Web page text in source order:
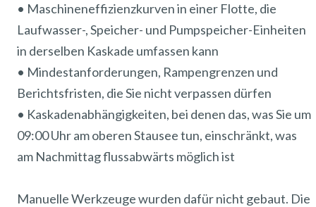
• Maschineneffizienzkurven in einer Flotte, die
Laufwasser-, Speicher- und Pumpspeicher-Einheiten
in derselben Kaskade umfassen kann
• Mindestanforderungen, Rampengrenzen und
Berichtsfristen, die Sie nicht verpassen dürfen
• Kaskadenabhängigkeiten, bei denen das, was Sie um
09:00 Uhr am oberen Stausee tun, einschränkt, was
am Nachmittag flussabwärts möglich ist
Manuelle Werkzeuge wurden dafür nicht gebaut. Die